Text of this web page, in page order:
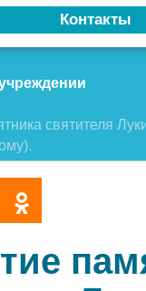
Контакты
святителя